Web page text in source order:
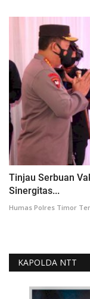
Tinjau Serbuan
Sinergitas...
Humas Polres Timor
KAPOLDA NTT